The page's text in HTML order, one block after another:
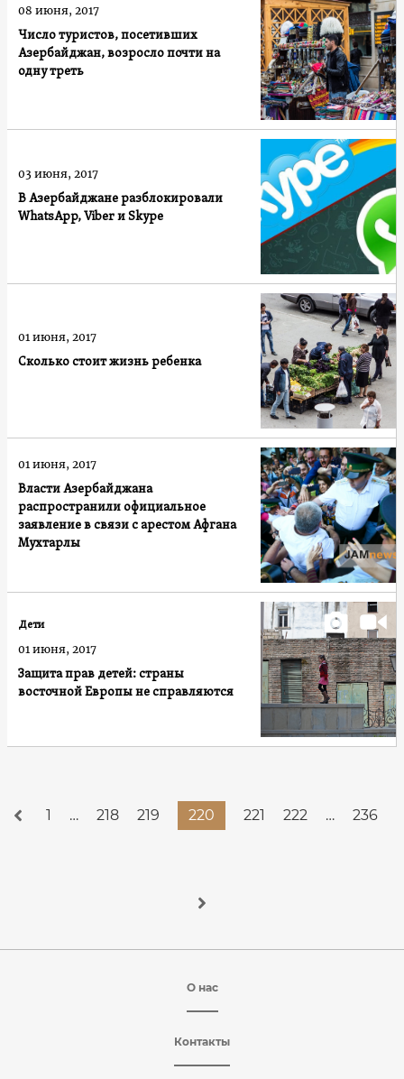
Число туристов, посетивших
Азербайджан, возросло почти на
одну треть
08 июня, 2017
В Азербайджане разблокировали
WhatsApp, Viber и Skype
03 июня, 2017
Сколько стоит жизнь ребенка
01 июня, 2017
Власти Азербайджана
распространили официальное
заявление в связи с арестом Афгана
Мухтарлы
01 июня, 2017
Защита прав детей: страны
восточной Европы не справляются
Дети
01 июня, 2017
1 … 218 219 220 221 222 … 236
О нас
Контакты